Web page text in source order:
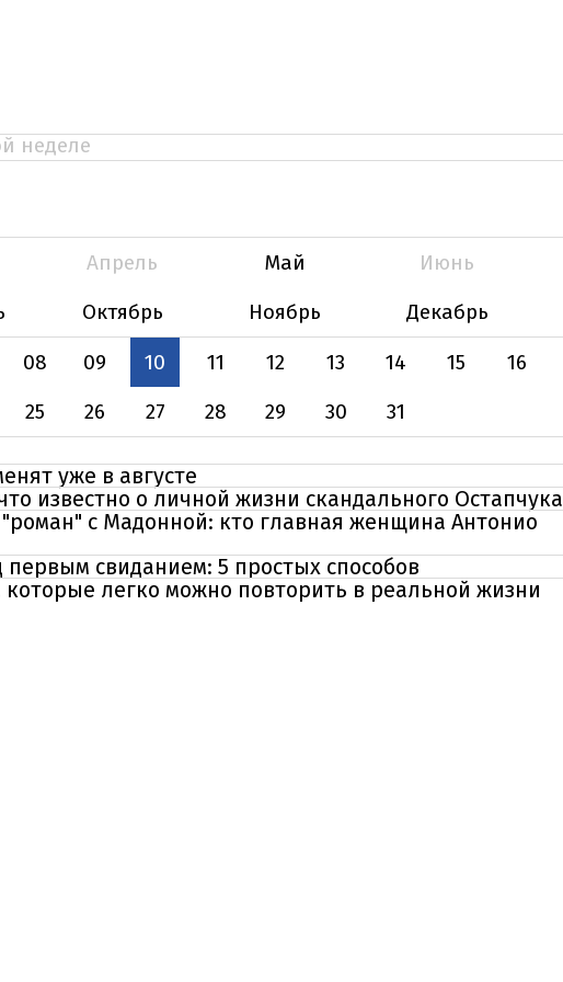
неделе
Апрель Май
Июнь
Октябрь Ноябрь
Декабрь
08 09 10 11 12 13 14 15 16
25 26 27 28 29 30 31
уже в августе
известно о личной жизни скандального Остапчука
с Мадонной: кто главная женщина Антонио
свиданием: 5 простых способов
легко можно повторить в реальной жизни